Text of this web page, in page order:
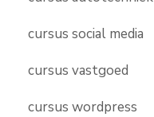
cursus social media
cursus vastgoed
cursus wordpress